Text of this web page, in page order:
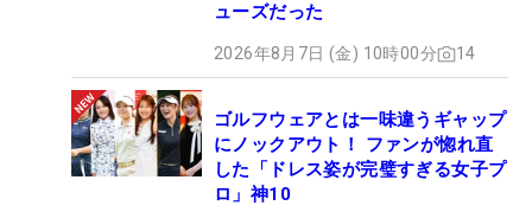
ューズだった
2026年8月7日 (金) 10時00分 14
ゴルフウェアとは一味違うギャップ
にノックアウト！ ファンが惚れ直
した「ドレス姿が完璧すぎる女子プ
ロ」神10